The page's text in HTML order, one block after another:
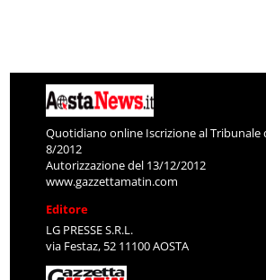
Quotidiano online Iscrizione al Tribunale
8/2012
Autorizzazione del 13/12/2012
www.gazzettamatin.com
Editore
LG PRESSE S.R.L.
via Festaz, 52 11100 AOSTA